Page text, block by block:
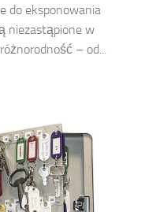
do eksponowania
niezastąpione w
– od...